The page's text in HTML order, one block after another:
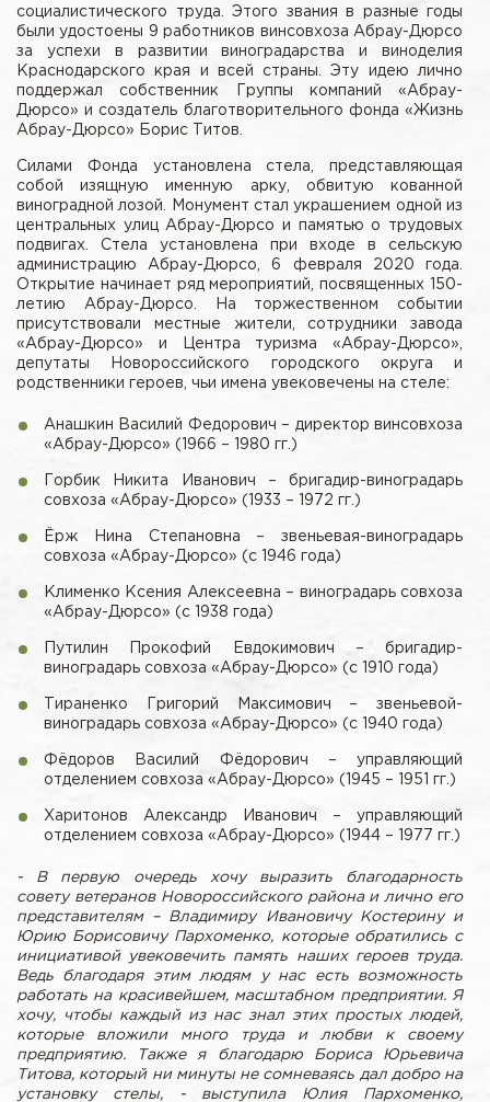
социалистического труда. Этого звания в разные годы
были удостоены 9 работников винсовхоза Абрау-Дюрсо
за успехи в развитии виноградарства и виноделия
Краснодарского края и всей страны. Эту идею лично
поддержал собственник Группы компаний «Абрау-
Дюрсо» и создатель благотворительного фонда «Жизнь
Абрау-Дюрсо» Борис Титов.
Силами Фонда установлена стела, представляющая
собой изящную именную арку, обвитую кованной
виноградной лозой. Монумент стал украшением одной из
центральных улиц Абрау-Дюрсо и памятью о трудовых
подвигах. Стела установлена при входе в сельскую
администрацию Абрау-Дюрсо, 6 февраля 2020 года.
Открытие начинает ряд мероприятий, посвященных 150-
летию Абрау-Дюрсо. На торжественном событии
присутствовали местные жители, сотрудники завода
«Абрау-Дюрсо» и Центра туризма «Абрау-Дюрсо»,
депутаты Новороссийского городского округа и
родственники героев, чьи имена увековечены на стеле:
Анашкин Василий Федорович – директор винсовхоза
«Абрау-Дюрсо» (1966 – 1980 гг.)
Горбик Никита Иванович – бригадир-виноградарь
совхоза «Абрау-Дюрсо» (1933 – 1972 гг.)
Ёрж Нина Степановна – звеньевая-виноградарь
совхоза «Абрау-Дюрсо» (с 1946 года)
Клименко Ксения Алексеевна – виноградарь совхоза
«Абрау-Дюрсо» (с 1938 года)
Путилин Прокофий Евдокимович – бригадир-
виноградарь совхоза «Абрау-Дюрсо» (с 1910 года)
Тираненко Григорий Максимович – звеньевой-
виноградарь совхоза «Абрау-Дюрсо» (с 1940 года)
Фёдоров Василий Фёдорович – управляющий
отделением совхоза «Абрау-Дюрсо» (1945 – 1951 гг.)
Харитонов Александр Иванович – управляющий
отделением совхоза «Абрау-Дюрсо» (1944 – 1977 гг.)
- В первую очередь хочу выразить благодарность
совету ветеранов Новороссийского района и лично его
представителям – Владимиру Ивановичу Костерину и
Юрию Борисовичу Пархоменко, которые обратились с
инициативой увековечить память наших героев труда.
Ведь благодаря этим людям у нас есть возможность
работать на красивейшем, масштабном предприятии. Я
хочу, чтобы каждый из нас знал этих простых людей,
которые вложили много труда и любви к своему
предприятию. Также я благодарю Бориса Юрьевича
Титова, который ни минуты не сомневаясь дал добро на
установку стелы, - выступила Юлия Пархоменко,